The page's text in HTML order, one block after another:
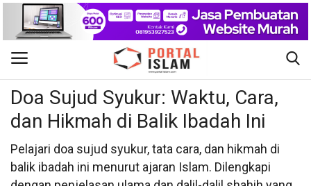
Gabung Daftar
Beranda
Kontak
Doa Sujud Syukur: Waktu, Cara,
dan Hikmah di Balik Ibadah Ini
Pelajari doa sujud syukur, tata cara, dan hikmah di
balik ibadah ini menurut ajaran Islam. Dilengkapi